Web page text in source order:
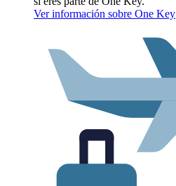
Ver información sobre One Key